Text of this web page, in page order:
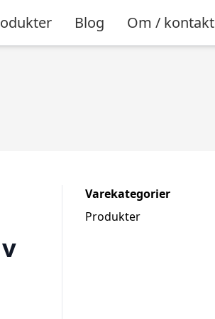
Blog Om / kontakt
Varekategorier
Produkter